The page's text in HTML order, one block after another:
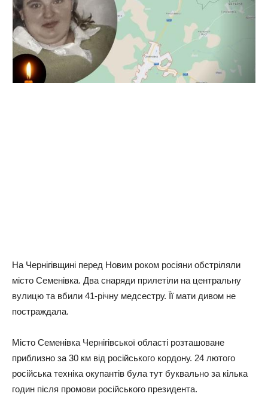
На Чернігівщині перед Новим роком росіяни обстріляли
місто Семенівка. Два снаряди прилетіли на центральну
вулицю та вбили 41-річну медсестру. Її мати дивом не
постраждала.
Місто Семенівка Чернігівської області розташоване
приблизно за 30 км від російського кордону. 24 лютого
російська техніка окупантів була тут буквально за кілька
годин після промови російського президента.